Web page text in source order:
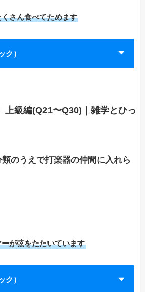
さん食べてためます
ク）
上級編(Q21〜Q30)｜雑学とひっ
のうえで打楽器の仲間に入れら
が弦をたたいています
ク）